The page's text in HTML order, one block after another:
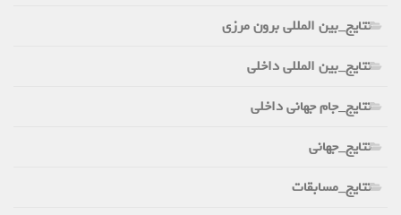
نتایج_بین المللی برون مرزی
نتایج_بین المللی داخلی
نتایج_جام جهانی داخلی
نتایج_جهانی
نتایج_مسابقات